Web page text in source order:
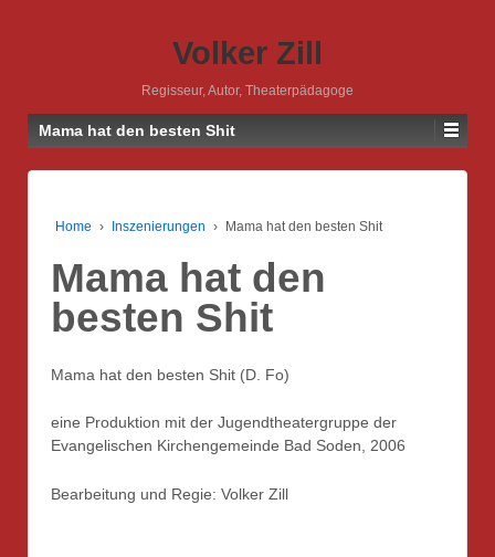
Volker Zill
Regisseur, Autor, Theaterpädagoge
Mama hat den besten Shit
Home › Inszenierungen › Mama hat den besten Shit
Mama hat den
besten Shit
Mama hat den besten Shit (D. Fo)
eine Produktion mit der Jugendtheatergruppe der
Evangelischen Kirchengemeinde Bad Soden, 2006
Bearbeitung und Regie: Volker Zill